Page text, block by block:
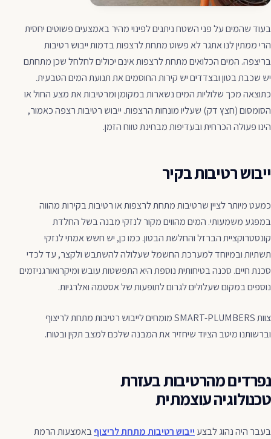
בעוד שהמים על פני השטח ניתנים לפינוי מהיר באמצעים פשוטים יחסית
הרי ממתין לנו אתגר לא פשוט מתחת לרצפות בדמות ייבוש רטיבות
בריצפה. המים הכלואים מתחת לרצפות אינם יכולים לחלחל שכן מתחתם
יש שכבת בטון ובצדדים יש קירות החוסמים את תנועת המים הטבעית.
כתוצאה מכך שלוליות המים נשארות במקומן ומרטיבות את מצע החול או
הסומסום (חצץ דק) שעליו מונחות הרצפות. ייבוש רטיבות רצפה כאמור,
הינו פעולה הכרחית ובעדיפות מבחינת טווח הזמן.
ייבוש רטיבות בקיר
כמעט מיותר לציין שרטיבות מתחת לרצפות או רטיבות בקירות מהווה
במפגע משמעותי. המים מהווים מקור לנזקי מבנה בשל החלדת
קונסטרוקציית הברזל והחלשת הבטון. כמו כן, יש חשש אמתי לנזקי
תשתיות ובמיוחד למערכת החשמל שעלולה להשתבש ולקצר, עד לכדי
סכנת חיים. סכנה בטיחותית נוספת היא התפשטות עובש ומיקרואורגניזמים
נוספים במקום שעלולים לגרום לתופעות של אסטמה ואלרגיות.
צוות SMART-PLUMBERS מומחים לייבוש רטיבות מתחת לריצוף
וברשותנו מיטב הציוד שיחזיר את המבנה שלכם למצב תקין ובטוח.
נפרדים מהרטיבות בעזרת
טכנולוגיה עוצמתית
בעבר היה נהוג לבצע ייבוש רטיבות מתחת לריצוףבאמצעות הרמת